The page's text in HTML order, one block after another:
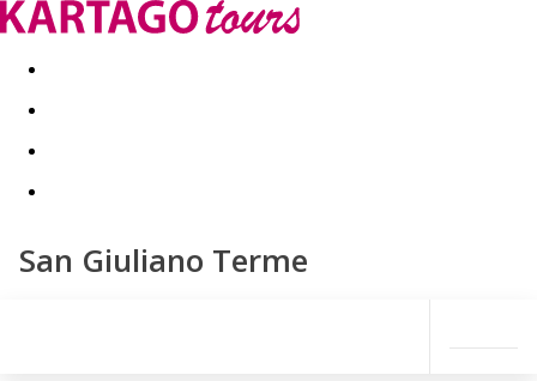
Last minute Dovolenkové kluby
San Giuliano Terme